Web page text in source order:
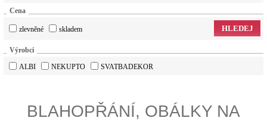
Cena
zlevněné skladem HLEDEJ
Výrobci
ALBI
NEKUPTO SVATBADEKOR
BLAHOPŘÁNÍ, OBÁLKY NA